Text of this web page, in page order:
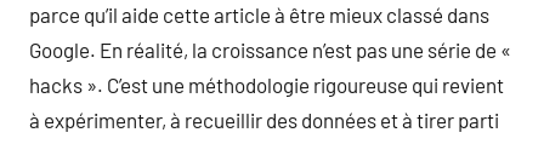
parce qu’il aide cette article à être mieux classé dans
Google. En réalité, la croissance n’est pas une série de «
hacks ». C’est une méthodologie rigoureuse qui revient
à expérimenter, à recueillir des données et à tirer parti